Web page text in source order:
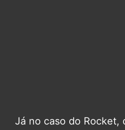
Já no caso do Rocket,